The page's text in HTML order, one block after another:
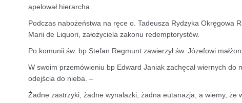
apelował hierarcha.
Podczas nabożeństwa na ręce o. Tadeusza Rydzyka Okręgowa
Marii de Liquori, założyciela zakonu redemptorystów.
Po komunii św. bp Stefan Regmunt zawierzył św. Józefowi
W swoim przemówieniu bp Edward Janiak zachęcał wiernych
odejścia do nieba. –
Żadne zastrzyki, żadne wynalazki, żadna eutanazja, a wiemy, że